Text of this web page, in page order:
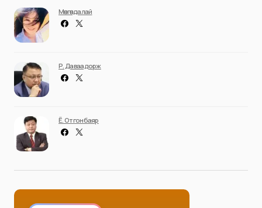
Мөнгөндалай
Р. Даваадорж
Ё. Отгонбаяр